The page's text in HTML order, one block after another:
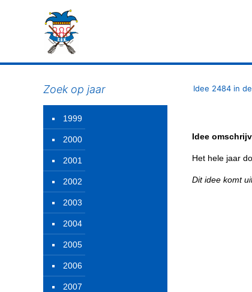
Idee 2484 in
Idee
Het hele jaar
Dit idee komt
Zoek op jaar
1999
2000
2001
2002
2003
2004
2005
2006
2007